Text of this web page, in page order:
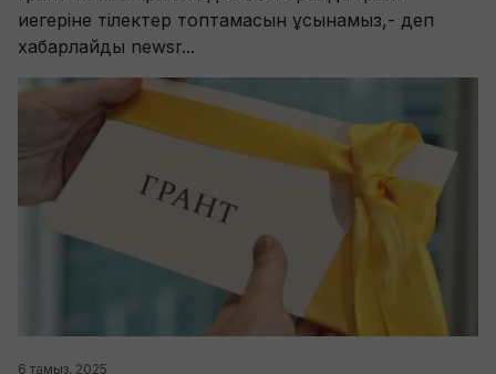
иегеріне тілектер топтамасын ұсынамыз,- деп
хабарлайды newsr...
6 тамыз, 2025